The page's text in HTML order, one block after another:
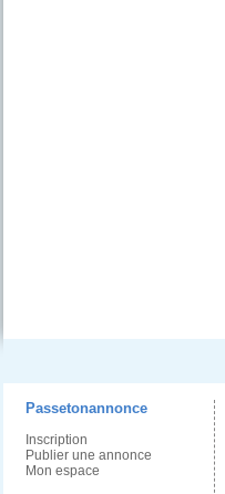
Passetonannonce
Inscription
Publier une annonce
Mon espace